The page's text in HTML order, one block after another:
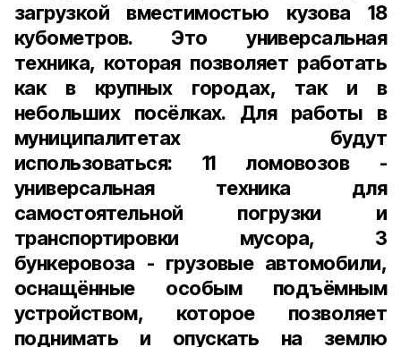
загрузкой вместимостью кузова 18
кубометров. Это универсальная
техника, которая позволяет работать
как в крупных городах, так и в
небольших посёлках. Для работы в
муниципалитетах будут
использоваться: 11 ломовозов -
универсальная техника для
самостоятельной погрузки и
транспортировки мусора, 3
бункеровоза - грузовые автомобили,
оснащённые особым подъёмным
устройством, которое позволяет
поднимать и опускать на землю